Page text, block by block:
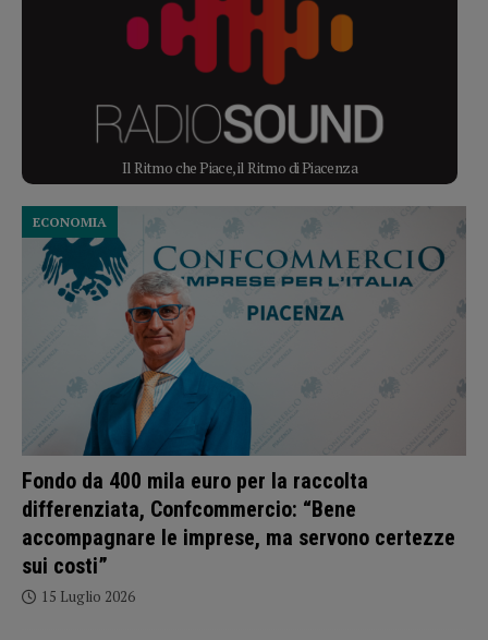
Il Ritmo che Piace, il Ritmo di Piacenza
Fondo da 400 mila euro per la raccolta
differenziata, Confcommercio: “Bene
accompagnare le imprese, ma servono certezze
sui costi”
ECONOMIA
15 Luglio 2026